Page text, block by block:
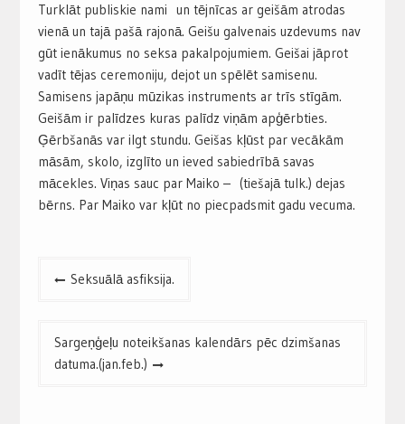
Turklāt publiskie nami un tējnīcas ar geišām atrodas
vienā un tajā pašā rajonā. Geišu galvenais uzdevums nav
gūt ienākumus no seksa pakalpojumiem. Geišai jāprot
vadīt tējas ceremoniju, dejot un spēlēt samisenu.
Samisens japāņu mūzikas instruments ar trīs stīgām.
Geišām ir palīdzes kuras palīdz viņām apģērbties.
Ģērbšanās var ilgt stundu. Geišas kļūst par vecākām
māsām, skolo, izglīto un ieved sabiedrībā savas
mācekles. Viņas sauc par Maiko – (tiešajā tulk.) dejas
bērns. Par Maiko var kļūt no piecpadsmit gadu vecuma.
PostSeksuālā asfiksija.
Sargeņģeļu noteikšanas kalendārs pēc dzimšanas
datuma.(jan.feb.)